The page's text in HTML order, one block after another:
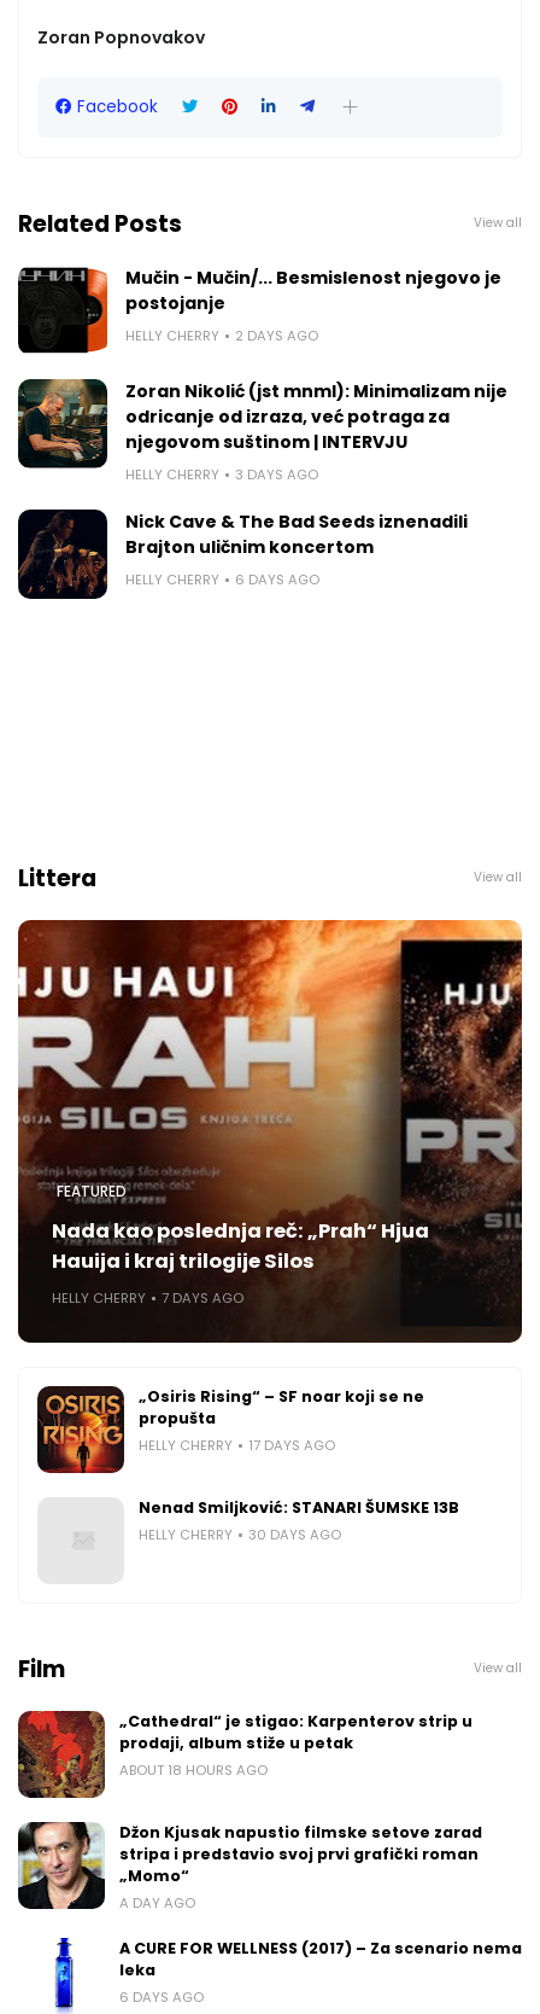
Zoran Popnovakov
Facebook
Related Posts View all
Mučin - Mučin/... Besmislenost njegovo je
postojanje
HELLY CHERRY 2 DAYS AGO
Zoran Nikolić (jst mnml): Minimalizam nije
odricanje od izraza, već potraga za
njegovom suštinom | INTERVJU
HELLY CHERRY 3 DAYS AGO
Nick Cave & The Bad Seeds iznenadili
Brajton uličnim koncertom
HELLY CHERRY 6 DAYS AGO
Littera View all
FEATURED
Nada kao poslednja reč: „Prah“ Hjua
Hauija i kraj trilogije Silos
HELLY CHERRY 7 DAYS AGO
„Osiris Rising“ – SF noar koji se ne
propušta
HELLY CHERRY 17 DAYS AGO
Nenad Smiljković: STANARI ŠUMSKE 13B
HELLY CHERRY 30 DAYS AGO
Film View all
„Cathedral“ je stigao: Karpenterov strip u
prodaji, album stiže u petak
ABOUT 18 HOURS AGO
Džon Kjusak napustio filmske setove zarad
stripa i predstavio svoj prvi grafički roman
„Momo“
A DAY AGO
A CURE FOR WELLNESS (2017) – Za scenario nema
leka
6 DAYS AGO